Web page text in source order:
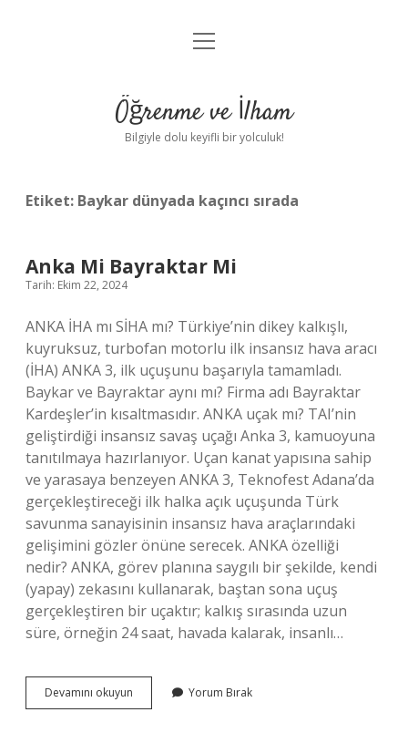
Anasayfa
Yasal Uyarı
menüyü
Öğrenme ve İlham
Bilgiyle dolu keyifli bir yolculuk!
Etiket: Baykar dünyada kaçıncı sırada
Anka Mi Bayraktar Mi
Tarih: Ekim 22, 2024
ANKA İHA mı SİHA mı? Türkiye’nin dikey kalkışlı,
kuyruksuz, turbofan motorlu ilk insansız hava aracı
(İHA) ANKA 3, ilk uçuşunu başarıyla tamamladı.
Baykar ve Bayraktar aynı mı? Firma adı Bayraktar
Kardeşler’in kısaltmasıdır. ANKA uçak mı? TAI’nin
geliştirdiği insansız savaş uçağı Anka 3, kamuoyuna
tanıtılmaya hazırlanıyor. Uçan kanat yapısına sahip
ve yarasaya benzeyen ANKA 3, Teknofest Adana’da
gerçekleştireceği ilk halka açık uçuşunda Türk
savunma sanayisinin insansız hava araçlarındaki
gelişimini gözler önüne serecek. ANKA özelliği
nedir? ANKA, görev planına saygılı bir şekilde, kendi
(yapay) zekasını kullanarak, baştan sona uçuş
gerçekleştiren bir uçaktır; kalkış sırasında uzun
süre, örneğin 24 saat, havada kalarak, insanlı…
Devamını okuyun
Mi
Yorum Bırak